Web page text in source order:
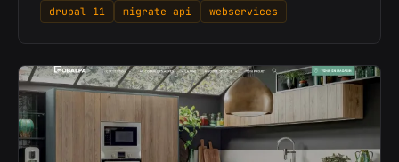
drupal 11 migrate api webservices